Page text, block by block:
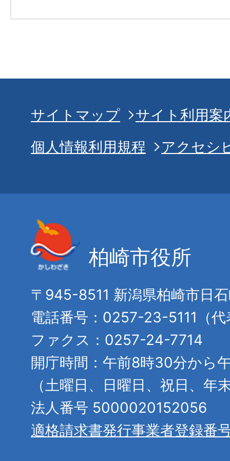
サイトマップ
サイト利用案
個人情報利用規程
アクセシ
柏崎市役所
〒945-8511 新潟県柏崎市日
電話番号：0257-23-5111（代
ファクス：0257-24-7714
開庁時間：午前8時30分から
（土曜日、日曜日、祝日、年
法人番号 5000020152056
適格請求書発行事業者登録番